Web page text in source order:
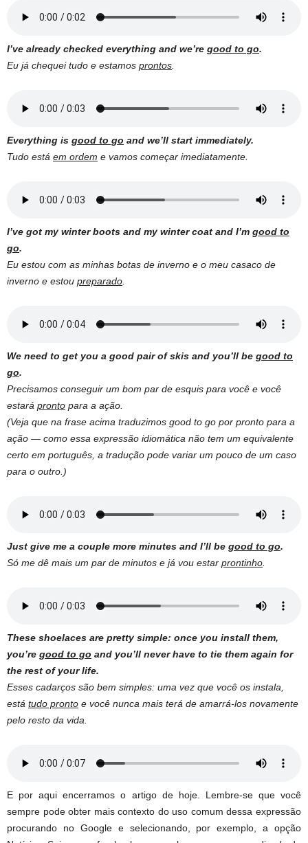
I’ve already checked everything and we’re good to go.
Eu já chequei tudo e estamos prontos
Everything is good to go and we’ll start immediately.
Tudo está em ordem e vamos começar imediatamente.
I’ve got my winter boots and my winter coat and I’m good to
go.
Eu estou com as minhas botas de inverno e o meu casaco de
inverno e estou preparado
We need to get you a good pair of skis and you’ll be good to
go.
Precisamos conseguir um bom par de esquis para você e você
estará pronto para a ação.
(Veja que na frase acima traduzimos good to go por pronto para a
ação — como essa expressão idiomática não tem um equivalente
certo em português, a tradução pode variar um pouco de um caso
para o outro.)
Just give me a couple more minutes and I’ll be good to go.
Só me dê mais um par de minutos e já vou estar prontinho
These shoelaces are pretty simple: once you install them,
you’re good to go and you’ll never have to tie them again for
the rest of your life.
Esses cadarços são bem simples: uma vez que você os instala,
está tudo pronto e você nunca mais terá de amarrá-los novamente
pelo resto da vida.
E por aqui encerramos o artigo de hoje. Lembre-se que você
sempre pode obter mais contexto do uso comum dessa expressão
procurando no Google e selecionando, por exemplo, a opção